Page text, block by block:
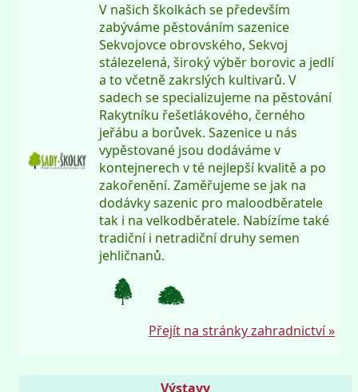
V našich školkách se především
zabýváme pěstováním sazenice
Sekvojovce obrovského, Sekvoj
stálezelená, široký výběr borovic a jedlí
a to včetně zakrslých kultivarů. V
sadech se specializujeme na pěstování
Rakytníku řešetlákového, černého
jeřábu a borůvek. Sazenice u nás
vypěstované jsou dodáváme v
kontejnerech v té nejlepší kvalitě a po
zakořenění. Zaměřujeme se jak na
dodávky sazenic pro maloodběratele
tak i na velkodběratele. Nabízíme také
tradiční i netradiční druhy semen
jehličnanů.
Přejít na stránky zahradnictví »
Výstavy